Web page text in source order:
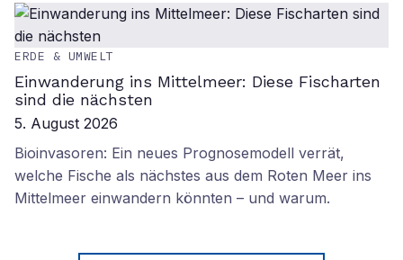
ERDE & UMWELT
Einwanderung ins Mittelmeer: Diese Fischarten
sind die nächsten
5. August 2026
Bioinvasoren: Ein neues Prognosemodell verrät,
welche Fische als nächstes aus dem Roten Meer ins
Mittelmeer einwandern könnten – und warum.